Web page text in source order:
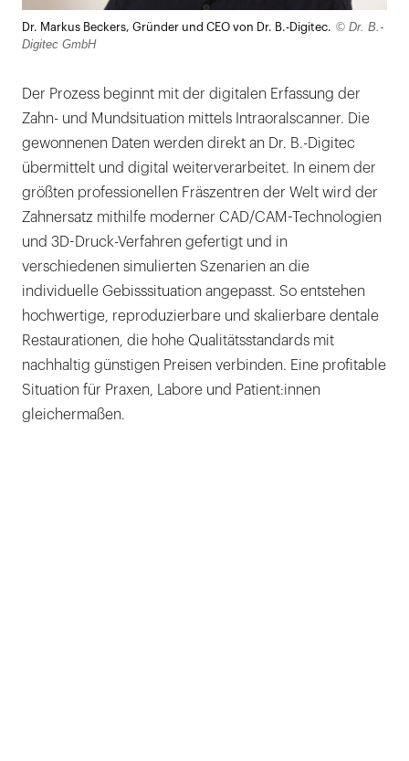
öffnen
Dr. Markus Beckers, Gründer und CEO von Dr. B.-Digitec. © Dr. B.-
Digitec GmbH
Der Prozess beginnt mit der digitalen Erfassung der
Zahn- und Mundsituation mittels Intraoralscanner. Die
gewonnenen Daten werden direkt an Dr. B.-Digitec
übermittelt und digital weiterverarbeitet. In einem der
größten professionellen Fräszentren der Welt wird der
Zahnersatz mithilfe moderner CAD/CAM-Technologien
und 3D-Druck-Verfahren gefertigt und in
verschiedenen simulierten Szenarien an die
individuelle Gebisssituation angepasst. So entstehen
hochwertige, reproduzierbare und skalierbare dentale
Restaurationen, die hohe Qualitätsstandards mit
nachhaltig günstigen Preisen verbinden. Eine profitable
Situation für Praxen, Labore und Patient:innen
gleichermaßen.